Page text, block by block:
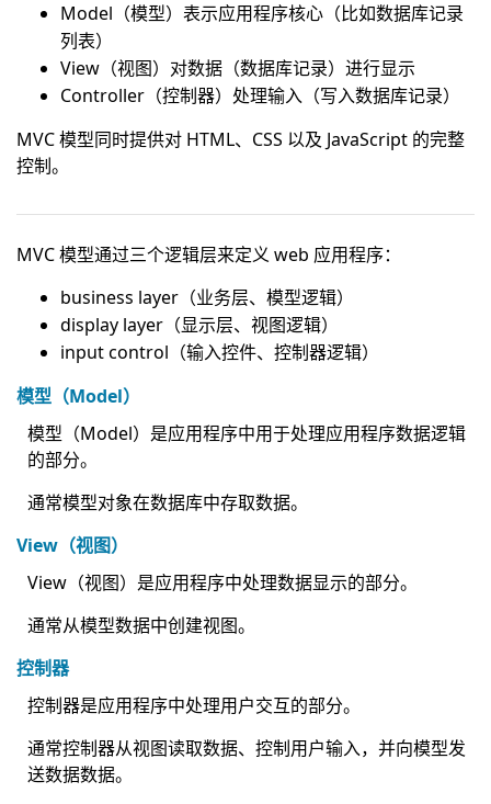
Model（模型）表示应用程序核心（比如数据库记录
列表）
View（视图）对数据（数据库记录）进行显示
Controller（控制器）处理输入（写入数据库记录）
MVC 模型同时提供对 HTML、CSS 以及 JavaScript 的完整
控制。
MVC 模型通过三个逻辑层来定义 web 应用程序：
business layer（业务层、模型逻辑）
display layer（显示层、视图逻辑）
input control（输入控件、控制器逻辑）
模型（Model）
模型（Model）是应用程序中用于处理应用程序数据逻辑
的部分。
通常模型对象在数据库中存取数据。
View（视图）
View（视图）是应用程序中处理数据显示的部分。
通常从模型数据中创建视图。
控制器
控制器是应用程序中处理用户交互的部分。
通常控制器从视图读取数据、控制用户输入，并向模型发
送数据数据。